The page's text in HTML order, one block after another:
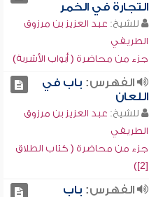
التجارة في الخمر
للشيخ: عبد العزيز بن مرزوق
الطريفي
جزء من محاضرة ( أبواب الأشربة)
الفهرس: باب في
اللعان
للشيخ: عبد العزيز بن مرزوق
الطريفي
جزء من محاضرة ( كتاب الطلاق
[2])
الفهرس: باب